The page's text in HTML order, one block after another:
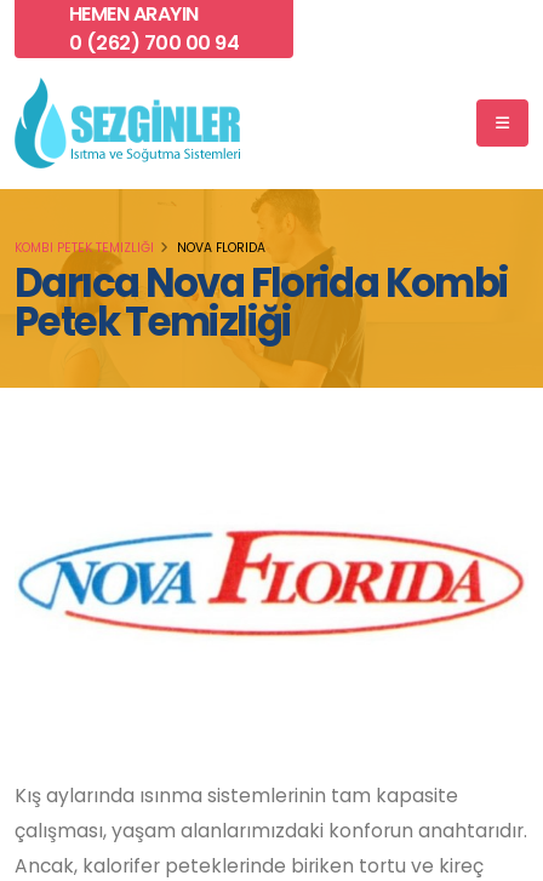
HEMEN ARAYIN
0 (262) 700 00 94
Darıca Nova Florida Kombi
Petek Temizliği
KOMBI PETEK TEMIZLIĞI NOVA FLORIDA
Kış aylarında ısınma sistemlerinin tam kapasite
çalışması, yaşam alanlarımızdaki konforun anahtarıdır.
Ancak, kalorifer peteklerinde biriken tortu ve kireç